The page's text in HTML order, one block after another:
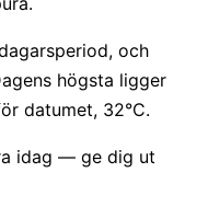
och
högsta ligger
datumet, 32°C.
idag — ge dig ut